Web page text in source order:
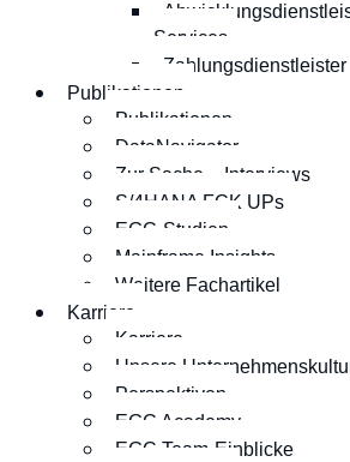
Services
Zahlungsdienstleister
Publikationen
Publikationen
DataNavigator
Zur Sache – Interviews
S/4HANA FCK UPs
EGC-Studien
Mainframe Insights
Weitere Fachartikel
Karriere
Karriere
Unsere
Perspektiven
EGC Academy
EGC Team-Einblicke